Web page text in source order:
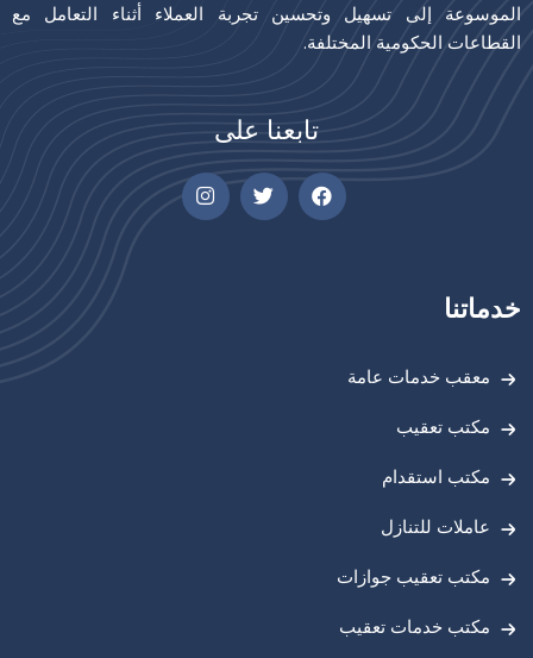
الموسوعة إلى تسهيل وتحسين تجربة العملاء أثناء التعامل مع
القطاعات الحكومية المختلفة.
تابعنا على
خدماتنا
معقب خدمات عامة
مكتب تعقيب
مكتب استقدام
عاملات للتنازل
مكتب تعقيب جوازات
مكتب خدمات تعقيب